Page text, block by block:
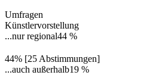
Umfragen
Künstlervorstellung
...nur regional44 %
44% [25 Abstimmungen]
...auch außerhalb19 %